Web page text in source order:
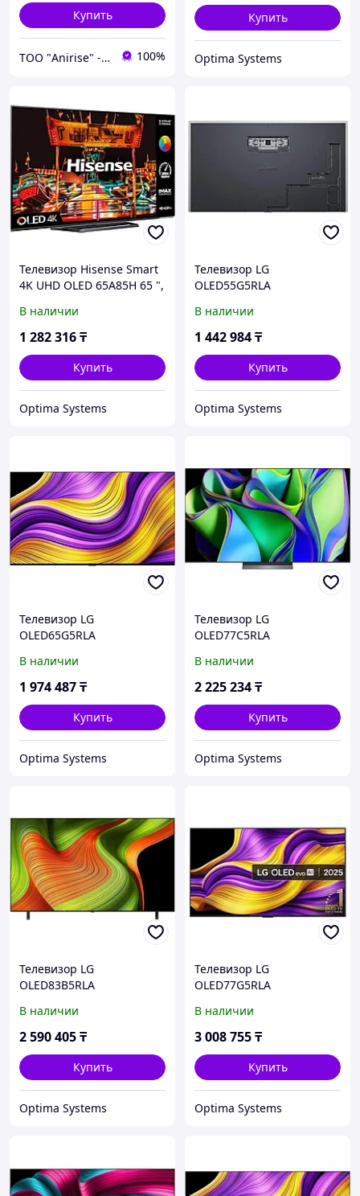
Купить
ТОО "Anirise" - изделия медицинского назначения 100%
Купить
Optima Systems
Телевизор Hisense Smart
4K UHD OLED 65A85H 65 ",
В наличии
1 282 316₸
Купить
Optima Systems
Телевизор LG
OLED55G5RLA
Темно-серый
В наличии
1 442 984₸
Купить
Optima Systems
Телевизор LG
OLED65G5RLA
Темно-серый
В наличии
1 974 487₸
Купить
Optima Systems
Телевизор LG
OLED77C5RLA
Черный
В наличии
2 225 234₸
Купить
Optima Systems
Телевизор LG
OLED83B5RLA
Черный
В наличии
2 590 405₸
Купить
Optima Systems
Телевизор LG
OLED77G5RLA
Smart TV, Черный
В наличии
3 008 755₸
Купить
Optima Systems